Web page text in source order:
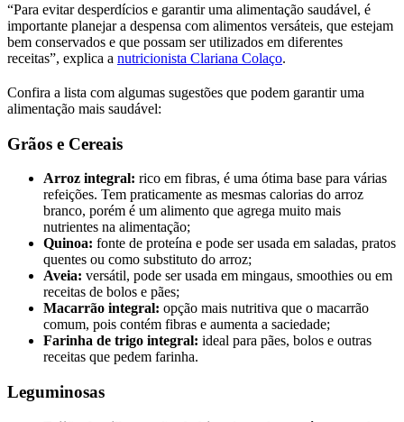
“Para evitar desperdícios e garantir uma alimentação saudável, é
importante planejar a despensa com alimentos versáteis, que estejam
bem conservados e que possam ser utilizados em diferentes
receitas”, explica a nutricionista Clariana Colaço.
Confira a lista com algumas sugestões que podem garantir uma
alimentação mais saudável:
Grãos e Cereais
Arroz integral: rico em fibras, é uma ótima base para várias
refeições. Tem praticamente as mesmas calorias do arroz
branco, porém é um alimento que agrega muito mais
nutrientes na alimentação;
Quinoa: fonte de proteína e pode ser usada em saladas, pratos
quentes ou como substituto do arroz;
Aveia: versátil, pode ser usada em mingaus, smoothies ou em
receitas de bolos e pães;
Macarrão integral: opção mais nutritiva que o macarrão
comum, pois contém fibras e aumenta a saciedade;
Farinha de trigo integral: ideal para pães, bolos e outras
receitas que pedem farinha.
Leguminosas